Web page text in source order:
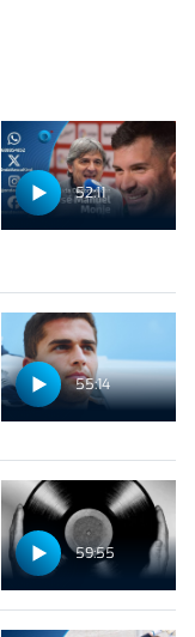
52:11
55:14
59:55